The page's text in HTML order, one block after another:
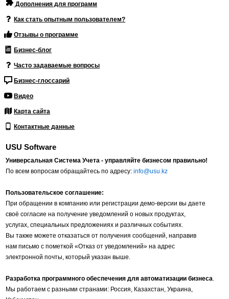
Дополнения для программ
Как стать опытным пользователем?
Отзывы о программе
Бизнес-блог
Часто задаваемые вопросы
Бизнес-глоссарий
Видео
Карта сайта
Контактные данные
USU Software
Универсальная Система Учета - управляйте бизнесом правильно!
По всем вопросам обращайтесь по адресу:info@usu.kz
Пользовательское соглашение:
При обращении в компанию или регистрации демо-версии вы даете
своё согласие на получение уведомлений о новых продуктах,
услугах, специальных предложениях и различных событиях.
Вы также можете отказаться от получения сообщений, направив
нам письмо с пометкой «Отказ от уведомлений» на адрес
электронной почты, который указан выше.
Разработка программного обеспечения для автоматизации бизнеса.
Мы работаем с разными странами: Россия, Казахстан, Украина,